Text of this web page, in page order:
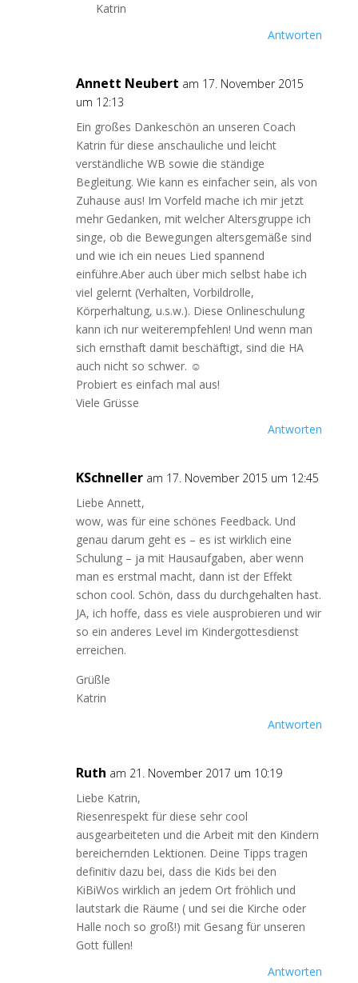
Katrin
Antworten
Annett Neubert am 17. November 2015
um 12:13
Ein großes Dankeschön an unseren Coach
Katrin für diese anschauliche und leicht
verständliche WB sowie die ständige
Begleitung. Wie kann es einfacher sein, als von
Zuhause aus! Im Vorfeld mache ich mir jetzt
mehr Gedanken, mit welcher Altersgruppe ich
singe, ob die Bewegungen altersgemäße sind
und wie ich ein neues Lied spannend
einführe.Aber auch über mich selbst habe ich
viel gelernt (Verhalten, Vorbildrolle,
Körperhaltung, u.s.w.). Diese Onlineschulung
kann ich nur weiterempfehlen! Und wenn man
sich ernsthaft damit beschäftigt, sind die HA
auch nicht so schwer. ☺
Probiert es einfach mal aus!
Viele Grüsse
Antworten
KSchneller am 17. November 2015 um 12:45
Liebe Annett,
wow, was für eine schönes Feedback. Und
genau darum geht es – es ist wirklich eine
Schulung – ja mit Hausaufgaben, aber wenn
man es erstmal macht, dann ist der Effekt
schon cool. Schön, dass du durchgehalten hast.
JA, ich hoffe, dass es viele ausprobieren und wir
so ein anderes Level im Kindergottesdienst
erreichen.
Grüßle
Katrin
Antworten
Ruth am 21. November 2017 um 10:19
Liebe Katrin,
Riesenrespekt für diese sehr cool
ausgearbeiteten und die Arbeit mit den Kindern
bereichernden Lektionen. Deine Tipps tragen
definitiv dazu bei, dass die Kids bei den
KiBiWos wirklich an jedem Ort fröhlich und
lautstark die Räume ( und sei die Kirche oder
Halle noch so groß!) mit Gesang für unseren
Gott füllen!
Antworten